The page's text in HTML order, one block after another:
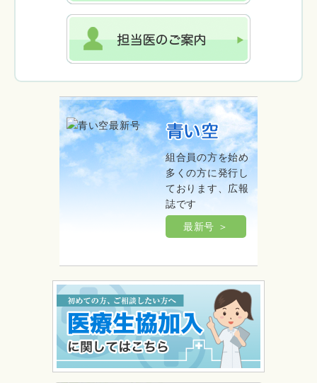
組合員の方を始め
多くの方に発行し
ております、広報
誌です
最新号 ＞